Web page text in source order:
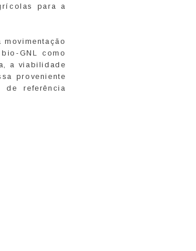
para a
GNL como
a viabilidade
proveniente
de referência